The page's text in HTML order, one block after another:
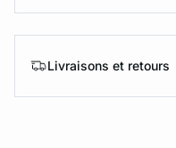
Livraisons et retours